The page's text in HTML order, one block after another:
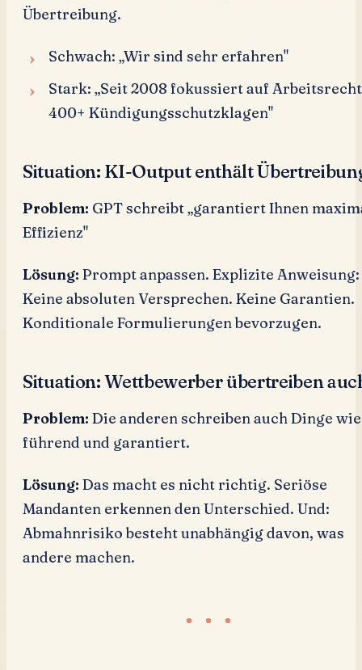
Übertreibung.
Schwach: „Wir sind sehr erfahren"
Stark: „Seit 2008 fokussiert auf
400+ Kündigungsschutzklagen"
Situation: KI-Output enthält
Problem: GPT schreibt „garantiert Ihnen
Effizienz"
Lösung: Prompt anpassen. Explizite Anweisung:
Keine absoluten Versprechen. Keine Garantien.
Konditionale Formulierungen bevorzugen.
Situation: Wettbewerber übertreiben
Problem: Die anderen schreiben auch Dinge wie
führend und garantiert.
Lösung: Das macht es nicht richtig. Seriöse
Mandanten erkennen den Unterschied. Und:
Abmahnrisiko besteht unabhängig davon, was
andere machen.